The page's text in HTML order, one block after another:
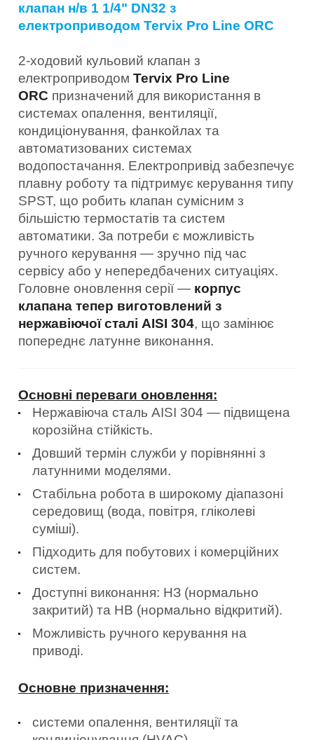
клапан н/в 1 1/4" DN32 з
електроприводом Tervix Pro Line ORC
2-ходовий кульовий клапан з
електроприводом Tervix Pro Line
ORC призначений для використання в
системах опалення, вентиляції,
кондиціонування, фанкойлах та
автоматизованих системах
водопостачання. Електропривід забезпечує
плавну роботу та підтримує керування типу
SPST, що робить клапан сумісним з
більшістю термостатів та систем
автоматики. За потреби є можливість
ручного керування — зручно під час
сервісу або у непередбачених ситуаціях.
Головне оновлення серії — корпус
клапана тепер виготовлений з
нержавіючої сталі AISI 304, що замінює
попереднє латунне виконання.
Основні переваги оновлення:
Нержавіюча сталь AISI 304 — підвищена
корозійна стійкість.
Довший термін служби у порівнянні з
латунними моделями.
Стабільна робота в широкому діапазоні
середовищ (вода, повітря, гліколеві
суміші).
Підходить для побутових і комерційних
систем.
Доступні виконання: НЗ (нормально
закритий) та НВ (нормально відкритий).
Можливість ручного керування на
приводі.
Основне призначення:
системи опалення, вентиляції та